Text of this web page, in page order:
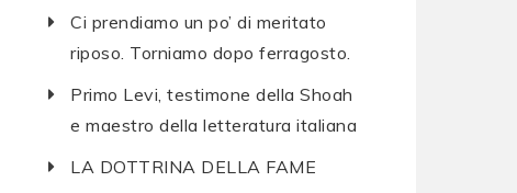
Ci prendiamo un po’ di meritato
riposo. Torniamo dopo ferragosto.
Primo Levi, testimone della Shoah
e maestro della letteratura italiana
LA DOTTRINA DELLA FAME